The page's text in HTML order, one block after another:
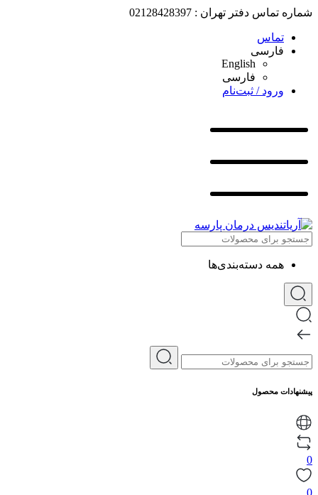
شماره تماس دفتر تهران : 02128428397
تماس
فارسی
English
فارسی
ورود / ثبت‌نام
همه دسته‌بندی‌ها
پیشنهادات محصول
0
0